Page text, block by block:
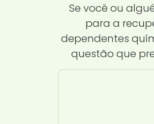
Se você ou
para a
dependentes
questão que